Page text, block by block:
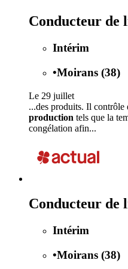
Conducteur de
Intérim
•Moirans (38)
Le 29 juillet
...des produits. Il contrôle
production tels que la
congélation afin...
Conducteur de
Intérim
•Moirans (38)